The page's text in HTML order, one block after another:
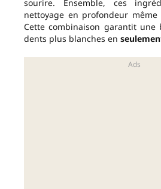
sourire. Ensemble, ces
nettoyage en profondeur
Cette combinaison garantit une
dents plus blanches en